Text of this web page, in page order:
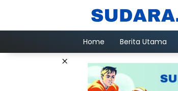
Home Berita Utama
×